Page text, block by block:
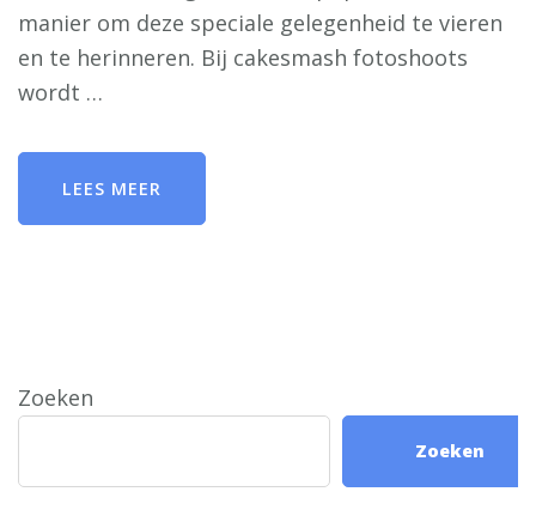
manier om deze speciale gelegenheid te vieren
en te herinneren. Bij cakesmash fotoshoots
wordt …
LEES MEER
Zoeken
Zoeken